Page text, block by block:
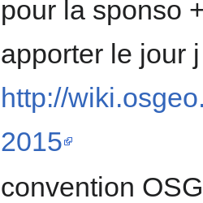
pour la sponso
apporter le jour
http://
2015
convention